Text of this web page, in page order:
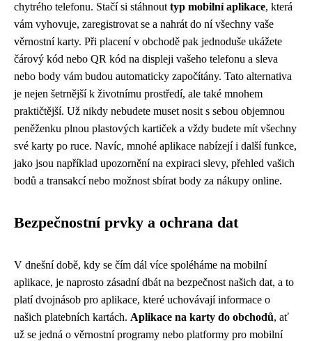
chytrého telefonu. Stačí si stáhnout typ mobilní aplikace, která
vám vyhovuje, zaregistrovat se a nahrát do ní všechny vaše
věrnostní karty. Při placení v obchodě pak jednoduše ukážete
čárový kód nebo QR kód na displeji vašeho telefonu a sleva
nebo body vám budou automaticky započítány. Tato alternativa
je nejen šetrnější k životnímu prostředí, ale také mnohem
praktičtější. Už nikdy nebudete muset nosit s sebou objemnou
peněženku plnou plastových kartiček a vždy budete mít všechny
své karty po ruce. Navíc, mnohé aplikace nabízejí i další funkce,
jako jsou například upozornění na expiraci slevy, přehled vašich
bodů a transakcí nebo možnost sbírat body za nákupy online.
Bezpečnostní prvky a ochrana dat
V dnešní době, kdy se čím dál více spoléháme na mobilní
aplikace, je naprosto zásadní dbát na bezpečnost našich dat, a to
platí dvojnásob pro aplikace, které uchovávají informace o
našich platebních kartách. Aplikace na karty do obchodů, ať
už se jedná o věrnostní programy nebo platformy pro mobilní